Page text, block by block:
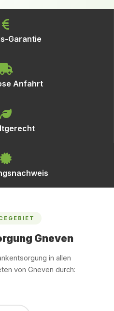
Garantie
Anfahrt
Gneven
in allen
von Gneven durch: